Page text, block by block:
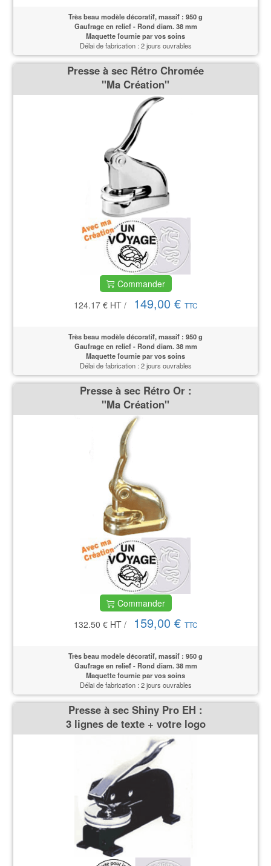
Très beau modèle décoratif, massif : 950 g
Gaufrage en relief - Rond diam. 38 mm
Maquette fournie par vos soins
Délai de fabrication : 2 jours ouvrables
Presse à sec Rétro Chromée
''Ma Création''
Commander
124.17 € HT/ 149,00 € TTC
Très beau modèle décoratif, massif : 950 g
Gaufrage en relief - Rond diam. 38 mm
Maquette fournie par vos soins
Délai de fabrication : 2 jours ouvrables
Presse à sec Rétro Or :
''Ma Création''
Commander
132.50 € HT/ 159,00 € TTC
Très beau modèle décoratif, massif : 950 g
Gaufrage en relief - Rond diam. 38 mm
Maquette fournie par vos soins
Délai de fabrication : 2 jours ouvrables
Presse à sec Shiny Pro EH :
3 lignes de texte + votre logo